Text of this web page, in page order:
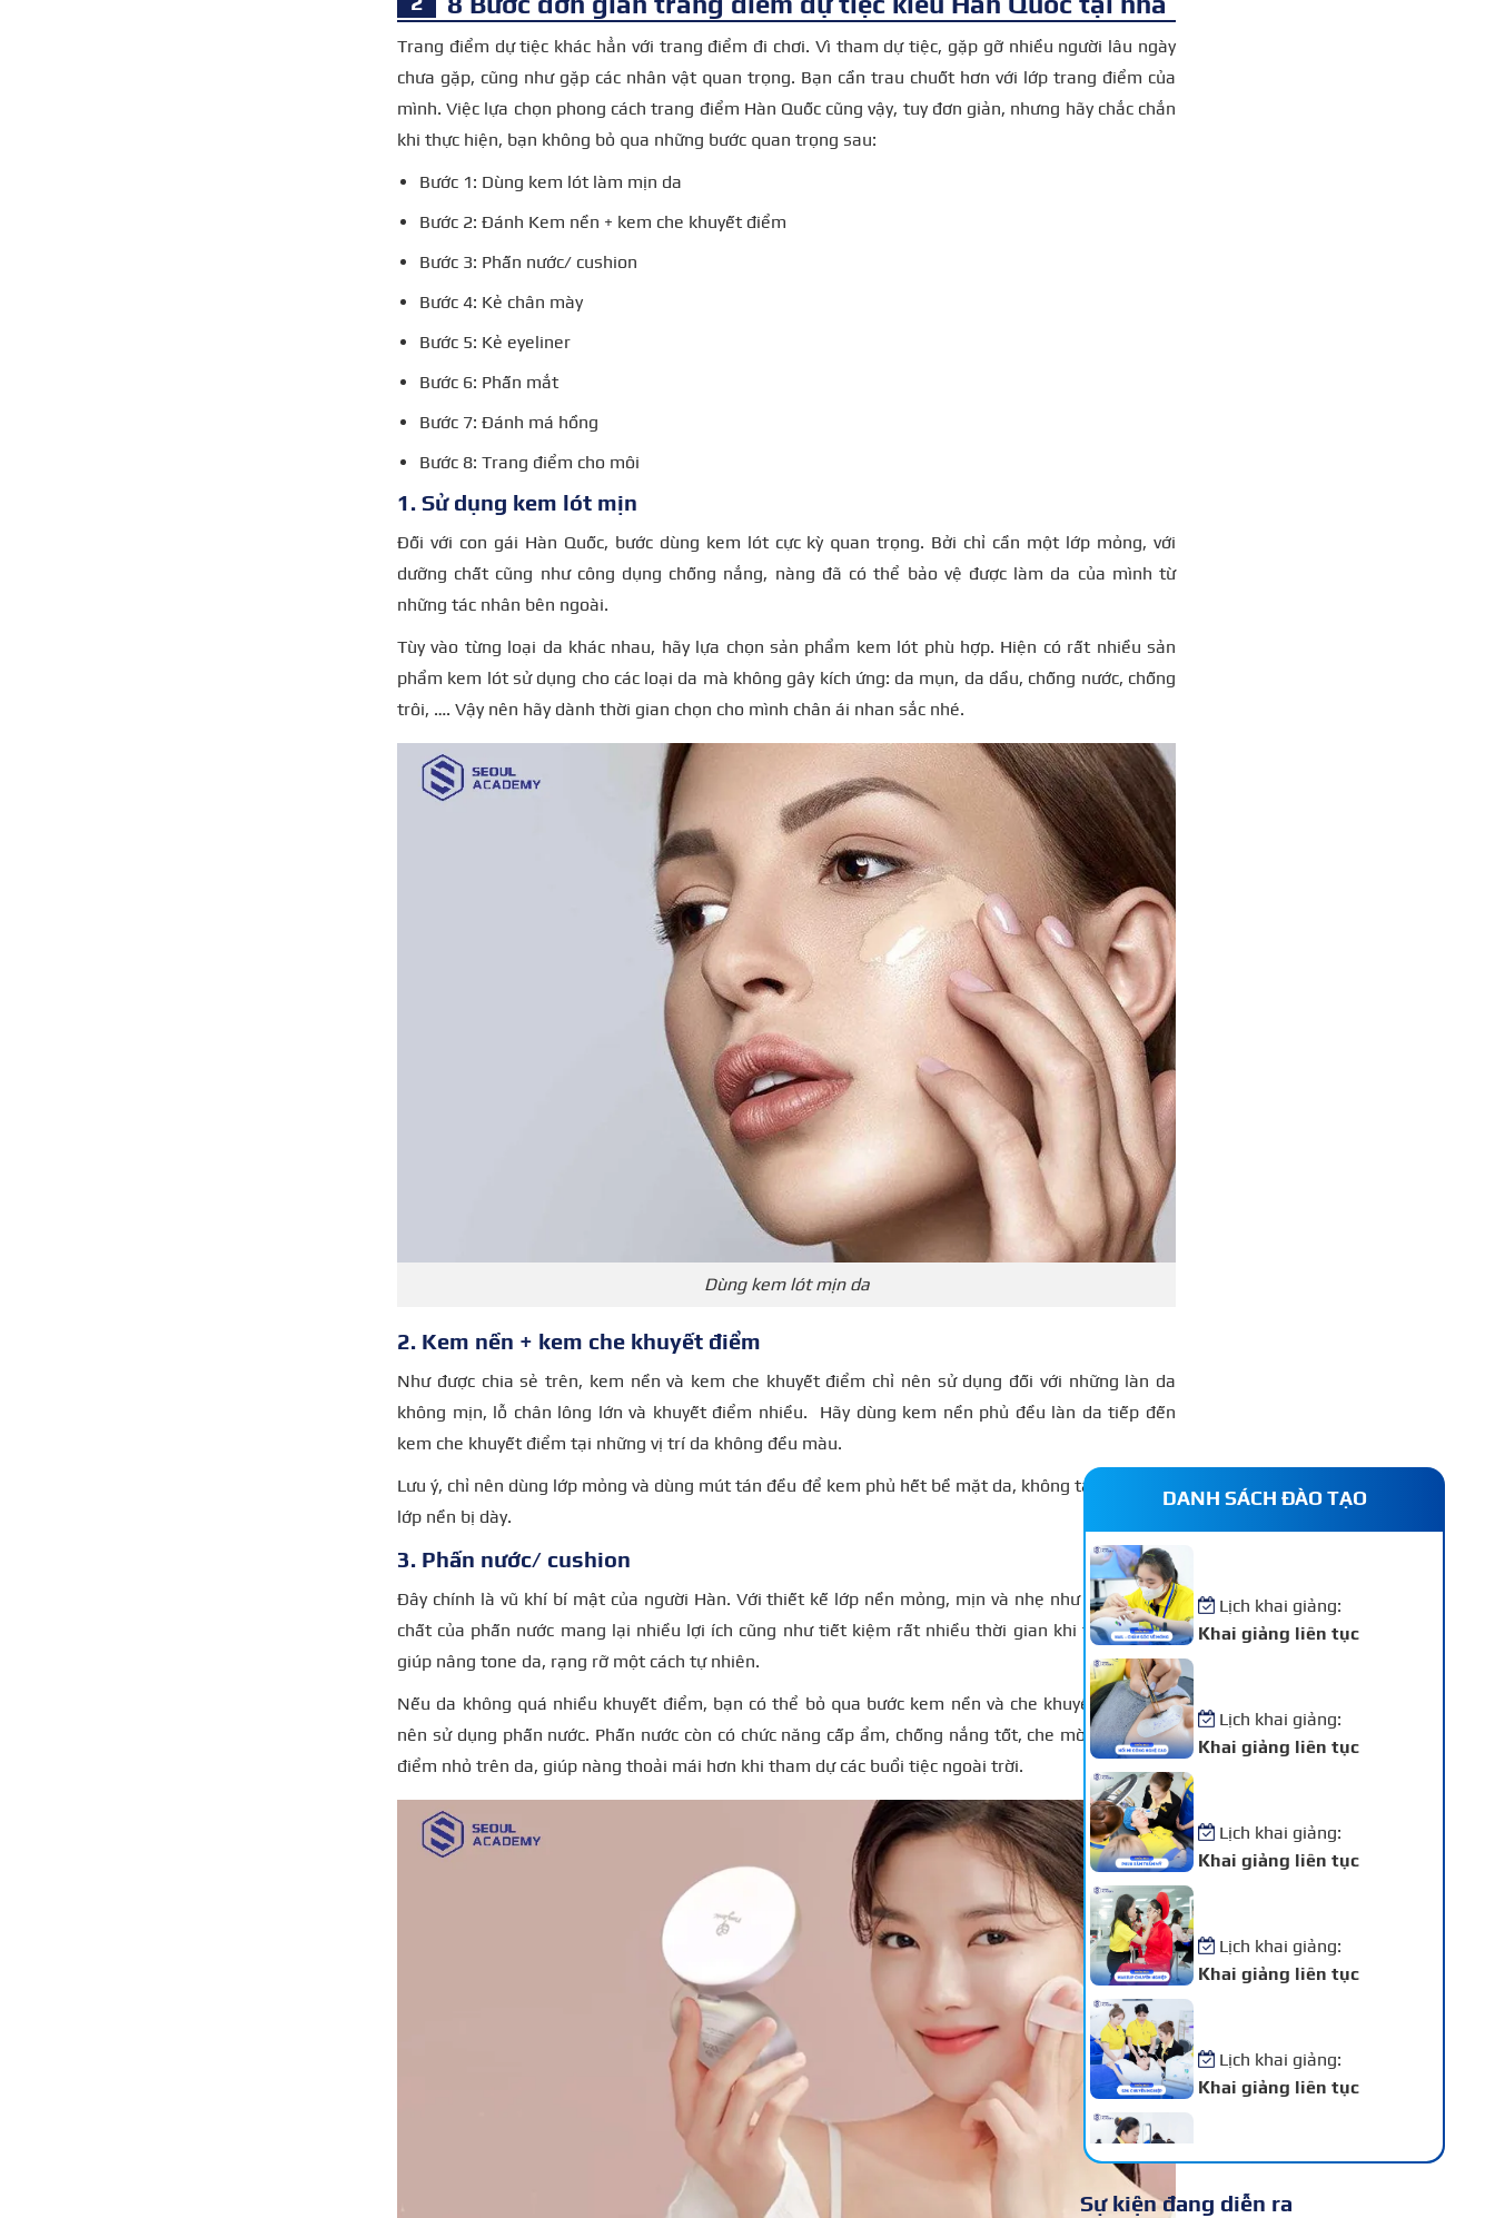
Trang điểm dự tiệc khác hẳn với trang điểm đi chơi. Vì tham dự tiệc, gặp gỡ nhiều người lâu ngày
chưa gặp, cũng như gặp các nhân vật quan trọng. Bạn cần trau chuốt hơn với lớp trang điểm của
mình. Việc lựa chọn phong cách trang điểm Hàn Quốc cũng vậy, tuy đơn giản, nhưng hãy chắc chắn
khi thực hiện, bạn không bỏ qua những bước quan trọng sau:
Bước 1: Dùng kem lót làm mịn da
Bước 2: Đánh Kem nền + kem che khuyết điểm
Bước 3: Phấn nước/ cushion
Bước 4: Kẻ chân mày
Bước 5: Kẻ eyeliner
Bước 6: Phấn mắt
Bước 7: Đánh má hồng
Bước 8: Trang điểm cho môi
1. Sử dụng kem lót mịn
Đối với con gái Hàn Quốc, bước dùng kem lót cực kỳ quan trọng. Bởi chỉ cần một lớp mỏng, với
dưỡng chất cũng như công dụng chống nắng, nàng đã có thể bảo vệ được làm da của mình từ
những tác nhân bên ngoài.
Tùy vào từng loại da khác nhau, hãy lựa chọn sản phẩm kem lót phù hợp. Hiện có rất nhiều sản
phẩm kem lót sử dụng cho các loại da mà không gây kích ứng: da mụn, da dầu, chống nước, chống
trôi, …. Vậy nên hãy dành thời gian chọn cho mình chân ái nhan sắc nhé.
Dùng kem lót mịn da
2. Kem nền + kem che khuyết điểm
Như được chia sẻ trên, kem nền và kem che khuyết điểm chỉ nên sử dụng đối với những làn da
không mịn, lỗ chân lông lớn và khuyết điểm nhiều. Hãy dùng kem nền phủ đều làn da tiếp đến
kem che khuyết điểm tại những vị trí da không đều màu.
Lưu ý, chỉ nên dùng lớp mỏng và dùng mút tán đều để kem phủ hết bề mặt da, không tạo cảm giác
lớp nền bị dày.
3. Phấn nước/ cushion
Đây chính là vũ khí bí mật của người Hàn. Với thiết kế lớp nền mỏng, mịn và nhẹ như sương, tính
chất của phấn nước mang lại nhiều lợi ích cũng như tiết kiệm rất nhiều thời gian khi trang điểm,
giúp nâng tone da, rạng rỡ một cách tự nhiên.
Nếu da không quá nhiều khuyết điểm, bạn có thể bỏ qua bước kem nền và che khuyết điểm, chỉ
nên sử dụng phấn nước. Phấn nước còn có chức năng cấp ẩm, chống nắng tốt, che mờ các khuyết
điểm nhỏ trên da, giúp nàng thoải mái hơn khi tham dự các buổi tiệc ngoài trời.
DANH SÁCH ĐÀO TẠO
Lịch khai giảng:
Khai giảng liên tục
Lịch khai giảng:
Khai giảng liên tục
Lịch khai giảng:
Khai giảng liên tục
Lịch khai giảng:
Khai giảng liên tục
Lịch khai giảng:
Khai giảng liên tục
Khai giảng liên tục
Sự kiện đang diễn ra